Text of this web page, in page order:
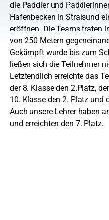
die Paddler und
Hafenbecken in Stralsund
eröffnen. Die Teams traten
von 250 Metern
Gekämpft wurde bis zum
ließen sich die Teilnehmer
Letztendlich erreichte das
der 8. Klasse den 2.Platz,
10. Klasse den 2. Platz und
Auch unsere Lehrer haben
und erreichten den 7. Platz.